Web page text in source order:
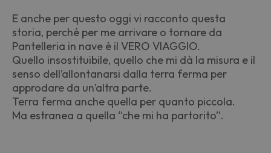
E anche per questo oggi vi racconto questa
storia, perché per me arrivare o tornare da
Pantelleria in nave è il VERO VIAGGIO.
Quello insostituibile, quello che mi dà la misura e il
senso dell’allontanarsi dalla terra ferma per
approdare da un’altra parte.
Terra ferma anche quella per quanto piccola.
Ma estranea a quella “che mi ha partorito”.